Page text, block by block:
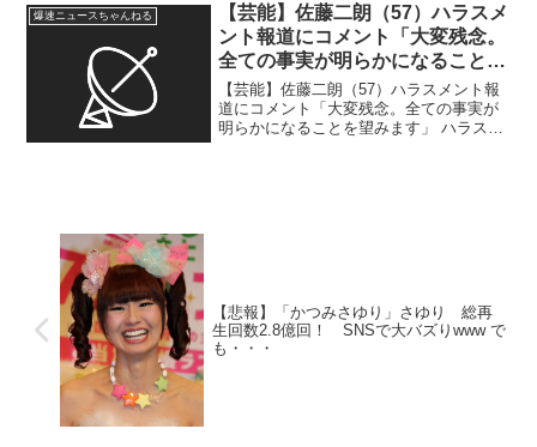
爆速ニュースちゃんねる
【芸能】佐藤二朗（57）ハラスメ
ント報道にコメント「大変残念。
全ての事実が明らかになることを
望みます」
【芸能】佐藤二朗（57）ハラスメント報
道にコメント「大変残念。全ての事実が
明らかになることを望みます」 ハラスメ
【悲報】「かつみさゆり」さゆり 総再
生回数2.8億回！ SNSで大バズりwww で
も・・・